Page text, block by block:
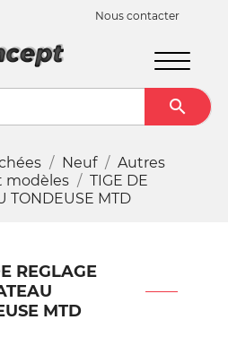
Nous contacter

Neuf
Autres
modèles
TIGE DE
TONDEUSE MTD
REGLAGE
MTD